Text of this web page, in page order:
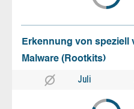
Erkennung von speziell
Malware (Rootkits)
Juli